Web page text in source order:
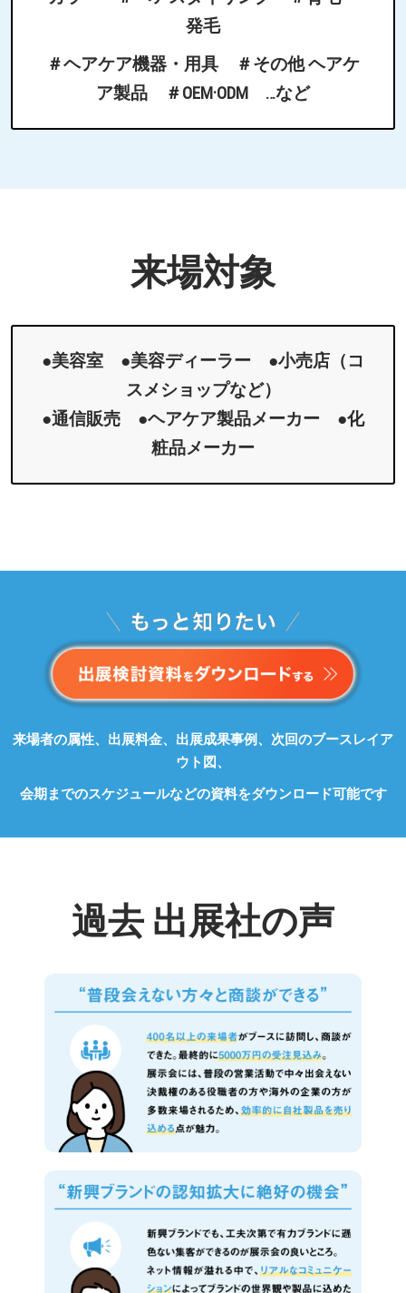
発毛
＃ヘアケア機器・用具 ＃その他 ヘアケ
ア製品 ＃OEM·ODM …など
来場対象
●美容室 ●美容ディーラー ●小売店（コ
スメショップなど）
●通信販売 ●ヘアケア製品メーカー ●化
粧品メーカー
来場者の属性、出展料金、出展成果事例、次回のブースレイア
ウト図、
会期までのスケジュールなどの資料をダウンロード可能です
過去 出展社の声